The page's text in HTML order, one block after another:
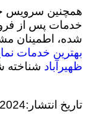
همچنین سرویس
خدمات پس از
شده، اطمینان
بهترین خدمات
ظهیرآباد
تاریخ انتشار:AM